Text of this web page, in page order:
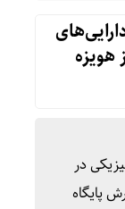
در
پایگاه